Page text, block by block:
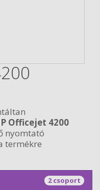
Officejet 4200
nyomtató
termékre
2 csoport